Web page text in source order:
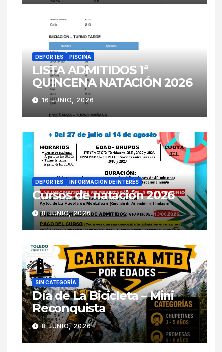
DEPORTES PISCINA
LISTA ADMITIDOS 1ª
QUINCENA NATACIÓN 2026
16 JUNIO, 2026
DEPORTES INFORMACIÓN DE INTERÉS
Cursos de natación 2026
8 JUNIO, 2026
SIN CATEGORÍA
Día de La Bicicleta – Mini
Reconquista
8 JUNIO, 2026